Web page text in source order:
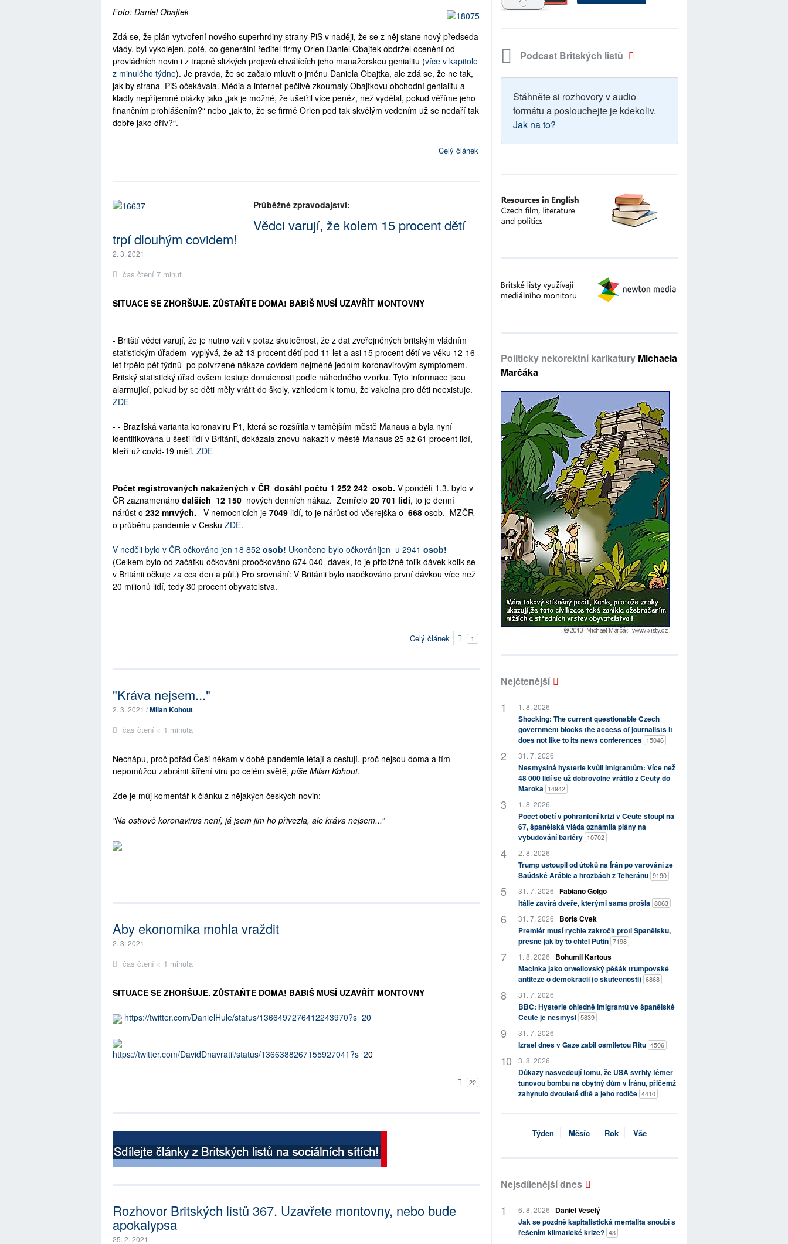
Foto: Daniel Obajtek
Zdá se, že plán vytvoření nového superhrdiny strany PiS v naději, že se z něj stane nový předseda
vlády, byl vykolejen, poté, co generální ředitel firmy Orlen Daniel Obajtek obdržel ocenění od
provládních novin i z trapně slizkých projevů chválících jeho manažerskou genialitu (více v kapitole
z minulého týdne). Je pravda, že se začalo mluvit o jménu Daniela Obajtka, ale zdá se, že ne tak,
jak by strana PiS očekávala. Média a internet pečlivě zkoumaly Obajtkovu obchodní genialitu a
kladly nepříjemné otázky jako „jak je možné, že ušetřil více peněz, než vydělal, pokud věříme jeho
finančním prohlášením?“ nebo „jak to, že se firmě Orlen pod tak skvělým vedením už se nedaří tak
dobře jako dřív?“.
Celý článek
Průběžné zpravodajství:
Vědci varují, že kolem 15 procent dětí
trpí dlouhým covidem!
2. 3. 2021
čas čtení 7 minut
SITUACE SE ZHORŠUJE. ZŮSTAŇTE DOMA! BABIŠ MUSÍ UZAVŘÍT MONTOVNY
- Britští vědci varují, že je nutno vzít v potaz skutečnost, že z dat zveřejněných britským vládním
statistickým úřadem vyplývá, že až 13 procent dětí pod 11 let a asi 15 procent dětí ve věku 12-16
let trpělo pět týdnů po potvrzené nákaze covidem nejméně jedním koronavirovým symptomem.
Britský statistický úřad ovšem testuje domácnosti podle náhodného vzorku. Tyto informace jsou
alarmující, pokud by se děti měly vrátit do školy, vzhledem k tomu, že vakcína pro děti neexistuje.
ZDE
- - Brazilská varianta koronaviru P1, která se rozšířila v tamějším městě Manaus a byla nyní
identifikována u šesti lidí v Británii, dokázala znovu nakazit v městě Manaus 25 až 61 procent lidí,
kteří už covid-19 měli. ZDE
Počet registrovaných nakažených v ČR dosáhl počtu 1 252 242 osob. V pondělí 1.3. bylo v
ČR zaznamenáno dalších 12 150 nových denních nákaz. Zemřelo 20 701 lidí, to je denní
nárůst o 232 mrtvých. V nemocnicích je 7049 lidí, to je nárůst od včerejška o 668 osob. MZČR
o průběhu pandemie v Česku ZDE.
V neděli bylo v ČR očkováno jen 18 852 osob! Ukončeno bylo očkováníjen u 2941 osob!
(Celkem bylo od začátku očkování proočkováno 674 040 dávek, to je přibližně tolik dávek kolik se
v Británii očkuje za cca den a půl.) Pro srovnání: V Británii bylo naočkováno první dávkou více než
20 milionů lidí, tedy 30 procent obyvatelstva.
Celý článek 1
"Kráva nejsem..."
2. 3. 2021 /Milan Kohout
čas čtení < 1 minuta
Nechápu, proč pořád Češi někam v době pandemie létají a cestují, proč nejsou doma a tím
nepomůžou zabránit šíření viru po celém světě, píše Milan Kohout.
Zde je můj komentář k článku z nějakých českých novin:
"Na ostrově koronavirus není, já jsem jim ho přivezla, ale kráva nejsem...”
Aby ekonomika mohla vraždit
2. 3. 2021
čas čtení < 1 minuta
SITUACE SE ZHORŠUJE. ZŮSTAŇTE DOMA! BABIŠ MUSÍ UZAVŘÍT MONTOVNY
https://twitter.com/DanielHule/status/1366497276412243970?s=20
https://twitter.com/DavidDnavratil/status/1366388267155927041?s=20
22
Rozhovor Britských listů 367. Uzavřete montovny, nebo bude
apokalypsa
25. 2. 2021
Podcast Britských listů
Stáhněte si rozhovory v audio
formátu a poslouchejte je kdekoliv.
Jak na to?
Politicky nekorektní karikatury Michaela
Marčáka
Nejčtenější
1. 8. 2026
Shocking: The current questionable Czech
government blocks the access of journalists it
does not like to its news conferences 15046
31. 7. 2026
Nesmyslná hysterie kvůli imigrantům: Více než
48 000 lidí se už dobrovolně vrátilo z Ceuty do
Maroka 14942
1. 8. 2026
Počet obětí v pohraniční krizi v Ceutě stoupl na
67, španělská vláda oznámila plány na
vybudování bariéry 10702
2. 8. 2026
Trump ustoupil od útoků na Írán po varování ze
Saúdské Arábie a hrozbách z Teheránu 9190
31. 7. 2026 Fabiano Golgo
Itálie zavírá dveře, kterými sama prošla 8063
31. 7. 2026
Boris Cvek
Premiér musí rychle zakročit proti Španělsku,
přesně jak by to chtěl Putin 7198
1. 8. 2026
Bohumil Kartous
Macinka jako orwellovský pěšák trumpovské
antiteze o demokracii (o skutečnosti) 6868
31. 7. 2026
BBC: Hysterie ohledně imigrantů ve španělské
Ceutě je nesmysl 5839
31. 7. 2026
Izrael dnes v Gaze zabil osmiletou Ritu 4506
3. 8. 2026
Důkazy nasvědčují tomu, že USA svrhly téměř
tunovou bombu na obytný dům v Íránu, přičemž
zahynulo dvouleté dítě a jeho rodiče 4410
Týden Měsíc Rok Vše
Nejsdílenější dnes
6. 8. 2026
Daniel Veselý
Jak se pozdně kapitalistická mentalita snoubí s
řešením klimatické krize? 43